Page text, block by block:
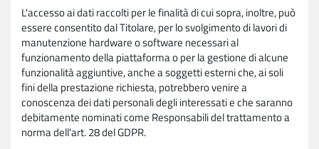
L'accesso ai dati raccolti per le finalità di cui sopra, inoltre, può
essere consentito dal Titolare, per lo svolgimento di lavori di
manutenzione hardware o software necessari al
funzionamento della piattaforma o per la gestione di alcune
funzionalità aggiuntive, anche a soggetti esterni che, ai soli
fini della prestazione richiesta, potrebbero venire a
conoscenza dei dati personali degli interessati e che saranno
debitamente nominati come Responsabili del trattamento a
norma dell'art. 28 del GDPR.